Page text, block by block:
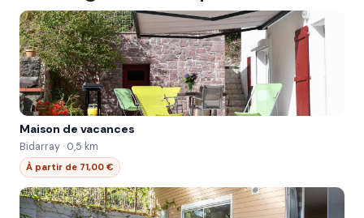
Maison de vacances
Bidarray · 0,5 km
À partir de 71,00 €